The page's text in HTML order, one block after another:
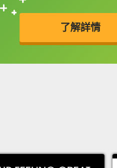
了解詳情
接查字典喔！